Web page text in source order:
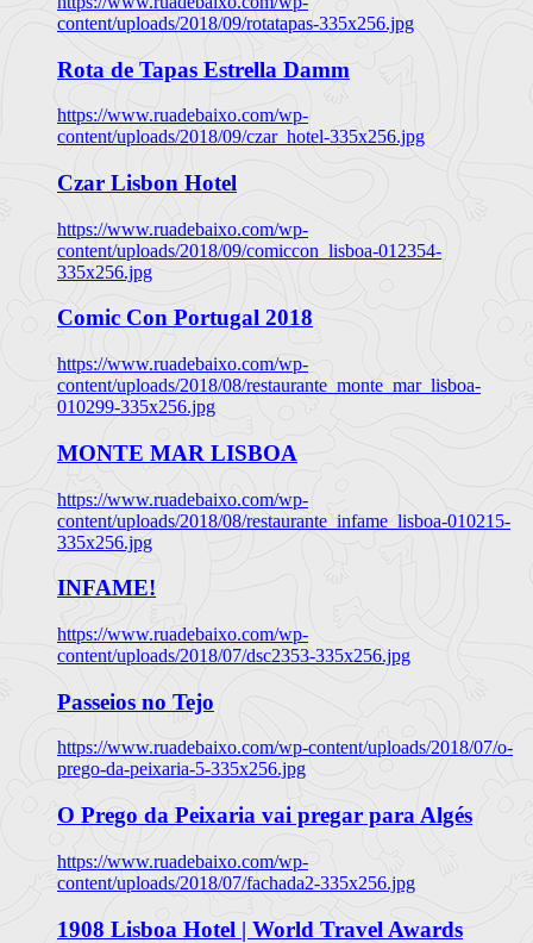
content/uploads/2018/09/rotatapas-335x256.jpg
Rota de Tapas Estrella Damm
https://www.ruadebaixo.com/wp-
content/uploads/2018/09/czar_hotel-335x256.jpg
Czar Lisbon Hotel
https://www.ruadebaixo.com/wp-
content/uploads/2018/09/comiccon_lisboa-012354-
335x256.jpg
Comic Con Portugal 2018
https://www.ruadebaixo.com/wp-
content/uploads/2018/08/restaurante_monte_mar_lisboa-
010299-335x256.jpg
MONTE MAR LISBOA
https://www.ruadebaixo.com/wp-
content/uploads/2018/08/restaurante_infame_lisboa-010215-
335x256.jpg
INFAME!
https://www.ruadebaixo.com/wp-
content/uploads/2018/07/dsc2353-335x256.jpg
Passeios no Tejo
https://www.ruadebaixo.com/wp-content/uploads/2018/07/o-
prego-da-peixaria-5-335x256.jpg
O Prego da Peixaria vai pregar para Algés
https://www.ruadebaixo.com/wp-
content/uploads/2018/07/fachada2-335x256.jpg
1908 Lisboa Hotel | World Travel Awards